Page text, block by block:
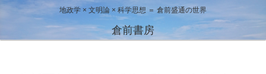
地政学 × 文明論 × 科学思想 ＝ 倉前盛通の世界
倉前書房